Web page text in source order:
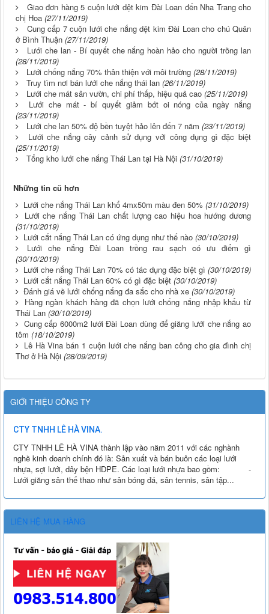
Giao đơn hàng 5 cuộn lưới dệt kim Đài Loan đến Nha Trang cho
chị Hoa (27/11/2019)
Cung cấp 7 cuộn lưới che nắng dệt kim Đài Loan cho chú Quân
ở Bình Thuận (27/11/2019)
Lưới che lan - Bí quyết che nắng hoàn hảo cho người trồng lan
(28/11/2019)
Lưới chống nắng 70% thân thiện với môi trường (28/11/2019)
Truy tìm nơi bán lưới che nắng thái lan (26/11/2019)
Lưới che mát sân vườn, chi phí thấp, hiệu quả cao (25/11/2019)
Lưới che mát - bí quyết giảm bớt oi nóng của ngày nắng
(23/11/2019)
Lưới che lan 50% độ bền tuyệt hảo lên đến 7 năm (23/11/2019)
Lưới che nắng cây cảnh sử dụng với công dụng gì đặc biệt
(25/11/2019)
Tổng kho lưới che nắng Thái Lan tại Hà Nội (31/10/2019)
Những tin cũ hơn
Lưới che nắng Thái Lan khổ 4mx50m màu đen 50% (31/10/2019)
Lưới che nắng Thái Lan chất lượng cao hiệu hoa hướng dương
(31/10/2019)
Lưới cắt nắng Thái Lan có ứng dụng như thế nào (30/10/2019)
Lưới che nắng Đài Loan trồng rau sạch có ưu điểm gì
(30/10/2019)
Lưới che nắng Thái Lan 70% có tác dụng đặc biệt gì (30/10/2019)
Lưới cắt nắng Thái Lan 60% có gì đặc biệt (30/10/2019)
Đánh giá về lưới chống nắng đa sắc cho nhà xe (30/10/2019)
Hàng ngàn khách hàng đã chọn lưới chống nắng nhập khẩu từ
Thái Lan (30/10/2019)
Cung cấp 6000m2 lưới Đài Loan dùng để giăng lưới che nắng ao
tôm (18/10/2019)
Lê Hà Vina bán 1 cuộn lưới che nắng ban công cho gia đình chị
Thơ ở Hà Nội (28/09/2019)
GIỚI THIỆU CÔNG TY
CTY TNHH LÊ HÀ VINA.
CTY TNHH LÊ HÀ VINA thành lập vào năm 2011 với các nghành
nghề kinh doanh chính đó là: Sản xuất và bán buôn các loại lưới
nhựa, sợi lưới, dây bện HDPE. Các loại lưới nhựa bao gồm: -
Lưới giăng sân thể thao như sân bóng đá, sân tennis, sân tập...
LIÊN HỆ MUA HÀNG